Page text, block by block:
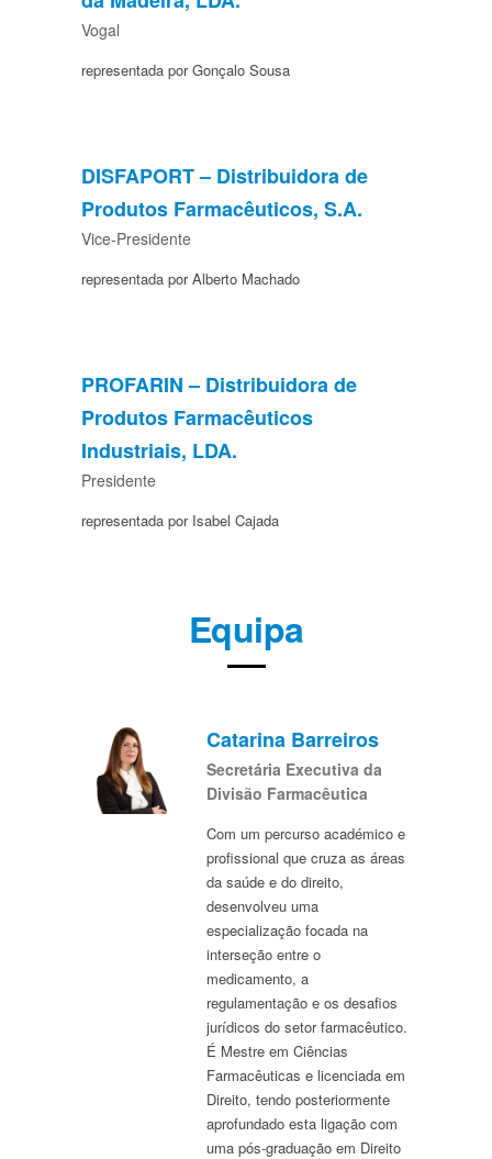
Vogal
representada por Gonçalo Sousa
DISFAPORT – Distribuidora de
Produtos Farmacêuticos, S.A.
Vice-Presidente
representada por Alberto Machado
PROFARIN – Distribuidora de
Produtos Farmacêuticos
Industriais, LDA.
Presidente
representada por Isabel Cajada
Equipa
Catarina Barreiros
Secretária Executiva da
Divisão Farmacêutica
Com um percurso académico e
profissional que cruza as áreas
da saúde e do direito,
desenvolveu uma
especialização focada na
interseção entre o
medicamento, a
regulamentação e os desafios
jurídicos do setor farmacêutico.
É Mestre em Ciências
Farmacêuticas e licenciada em
Direito, tendo posteriormente
aprofundado esta ligação com
uma pós-graduação em Direito